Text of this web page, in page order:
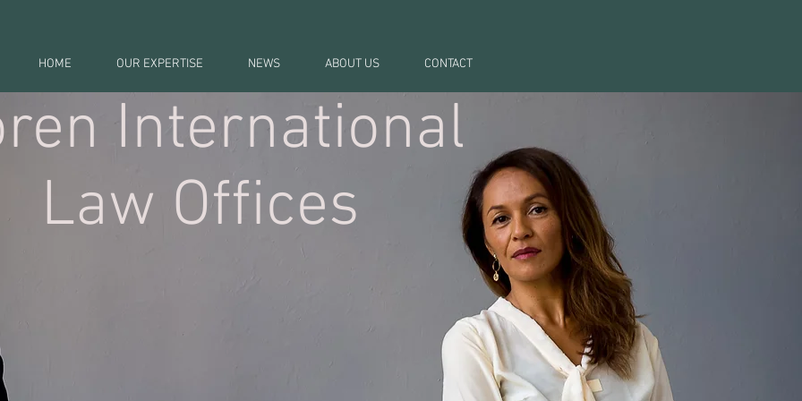
HOME OUR EXPERTISE NEWS ABOUT US CONTACT
International
Law Offices